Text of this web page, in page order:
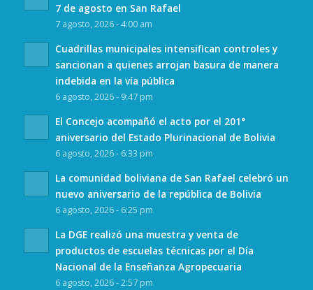
7 de agosto en San Rafael
7 agosto, 2026 - 4:00 am
Cuadrillas municipales intensifican controles y
sancionan a quienes arrojan basura de manera
indebida en la vía pública
6 agosto, 2026 - 9:47 pm
El Concejo acompañó el acto por el 201°
aniversario del Estado Plurinacional de Bolivia
6 agosto, 2026 - 6:33 pm
La comunidad boliviana de San Rafael celebró un
nuevo aniversario de la república de Bolivia
6 agosto, 2026 - 6:25 pm
La DGE realizó una muestra y venta de
productos de escuelas técnicas por el Día
Nacional de la Enseñanza Agropecuaria
6 agosto, 2026 - 2:57 pm